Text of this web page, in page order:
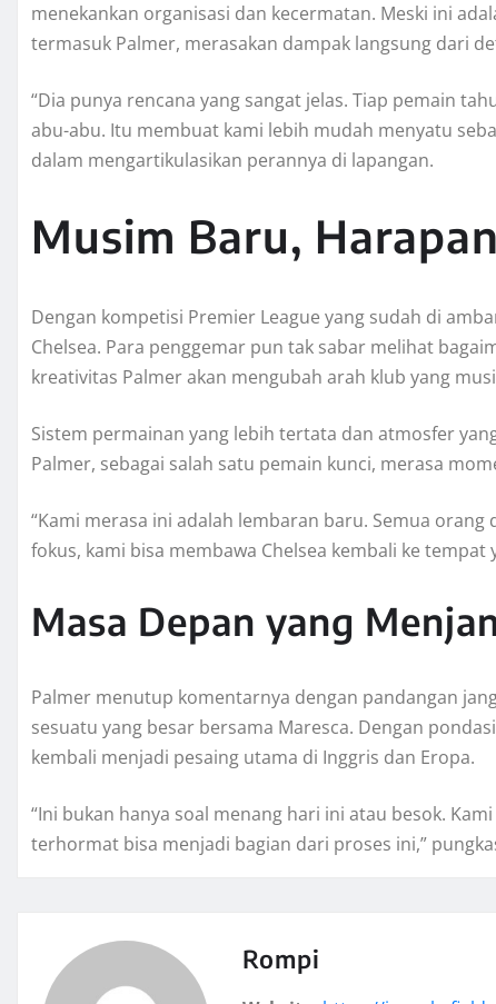
menekankan organisasi dan kecermatan. Meski ini
termasuk Palmer, merasakan dampak langsung dari
“Dia punya rencana yang sangat jelas. Tiap pemain
abu-abu. Itu membuat kami lebih mudah menyatu
dalam mengartikulasikan perannya di lapangan.
Musim Baru,
Dengan kompetisi Premier League yang sudah di
Chelsea. Para penggemar pun tak sabar melihat
kreativitas Palmer akan mengubah arah klub yang
Sistem permainan yang lebih tertata dan atmosfer
Palmer, sebagai salah satu pemain kunci, merasa
“Kami merasa ini adalah lembaran baru. Semua
fokus, kami bisa membawa Chelsea kembali ke
Masa Depan yang
Palmer menutup komentarnya dengan pandangan
sesuatu yang besar bersama Maresca. Dengan
kembali menjadi pesaing utama di Inggris dan Eropa.
“Ini bukan hanya soal menang hari ini atau besok.
terhormat bisa menjadi bagian dari proses ini,”
Rompi